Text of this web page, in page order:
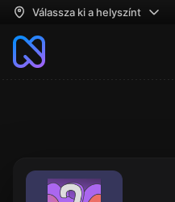
Válassza ki a helyszínt